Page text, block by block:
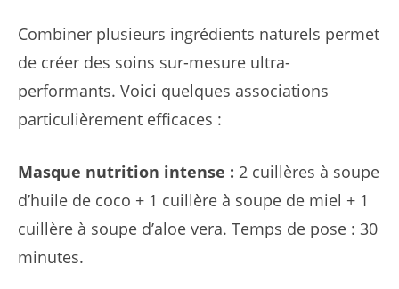
Combiner plusieurs ingrédients naturels permet
de créer des soins sur-mesure ultra-
performants. Voici quelques associations
particulièrement efficaces :
Masque nutrition intense : 2 cuillères à soupe
d’huile de coco + 1 cuillère à soupe de miel + 1
cuillère à soupe d’aloe vera. Temps de pose : 30
minutes.